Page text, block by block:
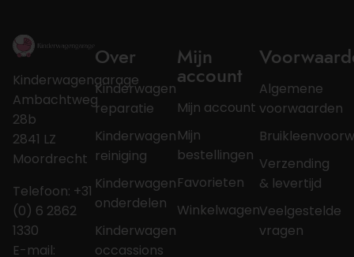
Kinderwagengarage
Ambachtweg
28b
2841 LZ
Moordrecht
Telefoon: +31
(0) 6 2862
1330
E-mail:
Over
Kinderwagen
reparatie
Kinderwagen
reiniging
Kinderwagen
onderdelen
Kinderwagen
occassions
Mijn
account
Mijn account
Mijn
bestellingen
Favorieten
Winkelwagen
Algemene
voorwaarden
Verzending
& levertijd
Veelgestelde
vragen